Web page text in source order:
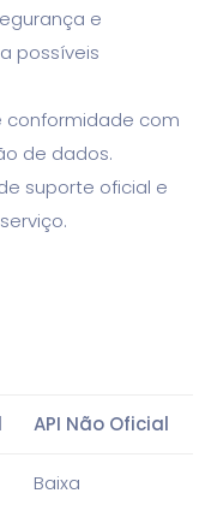
e
possíveis
conformidade com
de dados.
suporte oficial e
API Não Oficial
Baixa